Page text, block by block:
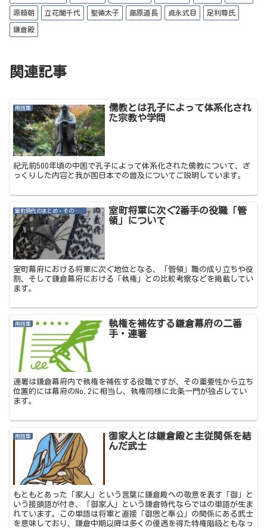
源頼朝 立花誾千代 聖徳太子 藤原道長 貞永式目 足利尊氏
鎌倉殿
関連記事
用語集
儒教とは孔子によって体系化され
た宗教や学問
紀元前500年頃の中国で孔子によって体系化された儒教について、ざ
っくりした内容と我が国日本での普及についてご説明しています。
室町時代のまとめ・その他記事
室町将軍に次ぐ2番手の役職「管
領」について
室町幕府における将軍に次ぐ地位となる、「管領」職の成り立ちや役
割、そして鎌倉幕府における「執権」との比較考察などを掲載してい
ます。
用語集
執権を補佐する鎌倉幕府の二番
手・連署
連署は鎌倉幕府内で執権を補佐する役職ですが、その重要性から立ち
位置的には幕府のNo.2に相当し、執権同様に北条一門が独占してい
ます。
用語集
御家人とは鎌倉殿と主従関係を結
んだ武士
もともとあった「家人」という言葉に鎌倉殿への敬意を表す「御」と
いう接頭語が付き、「御家人」という鎌倉時代ならではの単語が生ま
れています。この単語は将軍と直接「御恩と奉公」の関係にある武士
を意味しており、鎌倉中期以降は多くの優遇を得た特権階級ともなっ